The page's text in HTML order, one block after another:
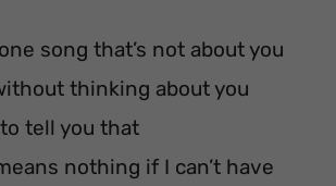
song that’s not about you
thinking about you
tell you that
nothing if I can’t have